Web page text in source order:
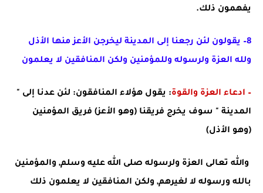
يفهمون ذلك.
8– يقولون لئن رجعنا إلى المدينة ليخرجن الأعز منها الأذل
ولله العزة ولرسوله وللمؤمنين ولكن المنافقين لا يعلمون
– ادعاء العزة والقوة: يقول هؤلاء المنافقون: لئن عدنا إلى "
المدينة " سوف يخرج فريقنا (وهو الأعز) فريق المؤمنين
(وهو الأذل)
والله تعالى العزة ولرسوله صلى الله عليه وسلم, والمؤمنين
بالله ورسوله لا لغيرهم, ولكن المنافقين لا يعلمون ذلك